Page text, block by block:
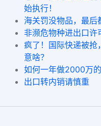
始执行！
海关罚没物品，最后
非濒危物种进出口许
疯了！国际快递被抢
意啥？
如何一年做2000万
出口转内销请慎重